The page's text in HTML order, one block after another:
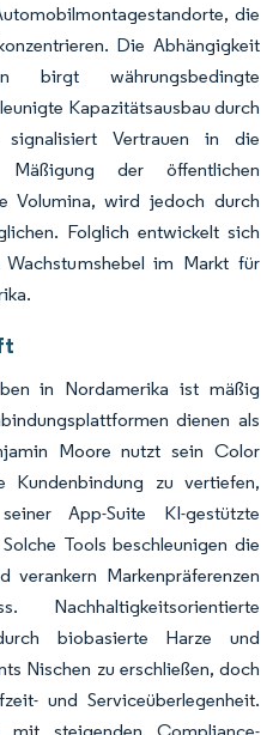
die
Die Abhängigkeit
birgt währungsbedingte
Kapazitätsausbau durch
signalisiert Vertrauen in die
Mäßigung der öffentlichen
Volumina, wird jedoch durch
Folglich entwickelt sich
im Markt für
in Nordamerika ist mäßig
dienen als
Moore nutzt sein Color
Kundenbindung zu vertiefen,
App-Suite KI-gestützte
Tools beschleunigen die
verankern Markenpräferenzen
Nachhaltigkeitsorientierte
biobasierte Harze und
Nischen zu erschließen, doch
und Serviceüberlegenheit.